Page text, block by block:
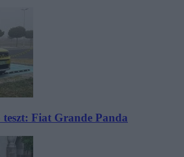
Fiat Grande Panda